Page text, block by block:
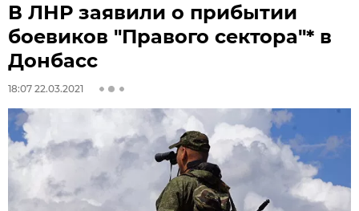
В ЛНР заявили о прибытии
боевиков "Правого сектора"* в
Донбасс
18:07 22.03.2021